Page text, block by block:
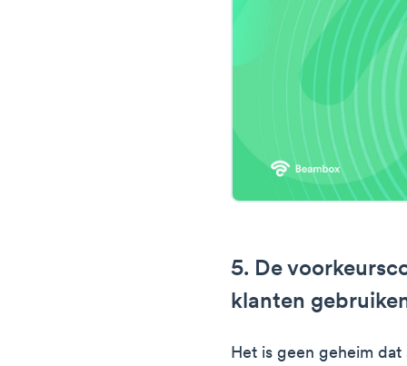
5. De
klanten
Het is geen geheim